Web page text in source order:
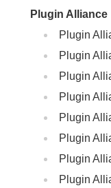
Plugin Alliance
Plugin
Plugin
Plugin
Plugin
Audio
Plugin
Plugin
Plugin
Plugin